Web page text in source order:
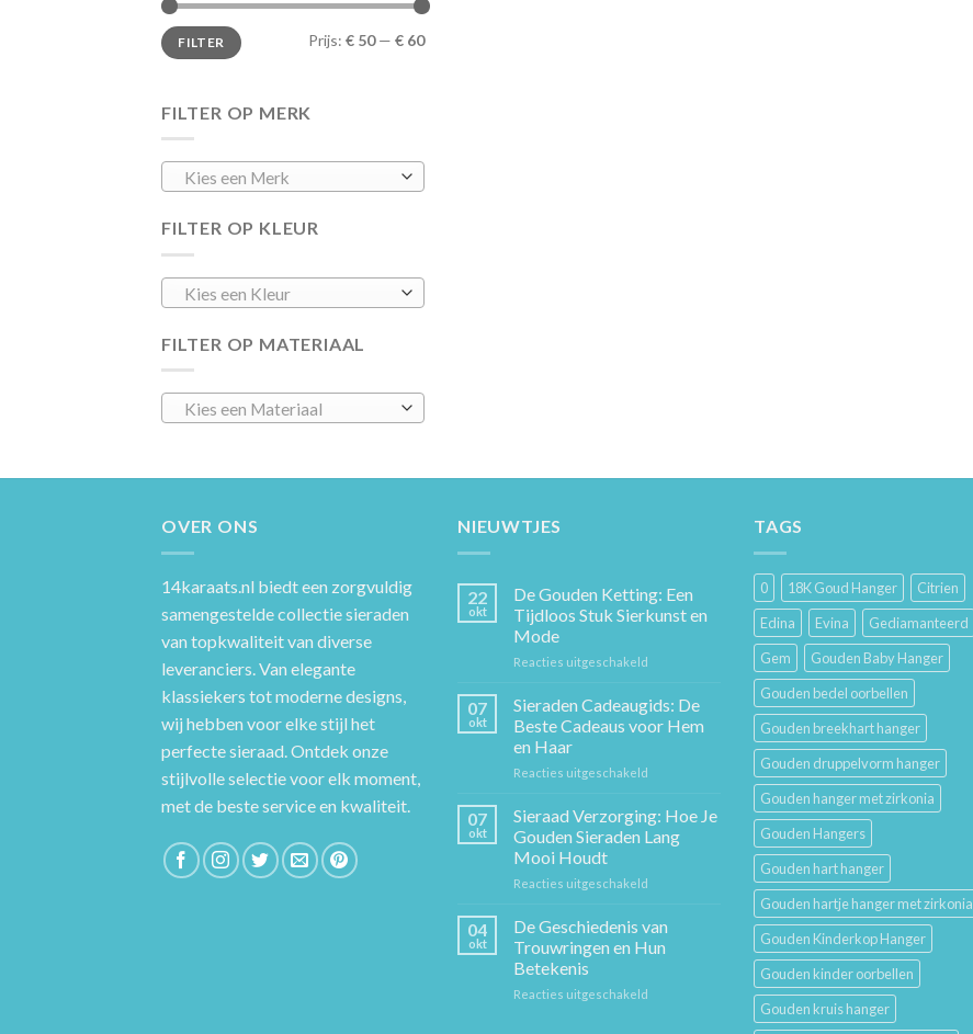
Min.
prijs
Max.
prijsFILTER Prijs: € 50— € 60
FILTER OP MERK
Kies een Merk
FILTER OP KLEUR
Kies een Kleur
FILTER OP MATERIAAL
Kies een Materiaal
OVER ONS
14karaats.nl biedt een zorgvuldig
samengestelde collectie sieraden
van topkwaliteit van diverse
leveranciers. Van elegante
klassiekers tot moderne designs,
wij hebben voor elke stijl het
perfecte sieraad. Ontdek onze
stijlvolle selectie voor elk moment,
met de beste service en kwaliteit.
NIEUWTJES
22
okt
De Gouden Ketting: Een
Tijdloos Stuk Sierkunst en
Mode
Reacties uitgeschakeld
Gouden
Ketting:
Een
Mode
07
okt
Sieraden Cadeaugids: De
Beste Cadeaus voor Hem
en Haar
Reacties uitgeschakeld
Cadeaugids:
De
Beste
07
okt
Sieraad Verzorging: Hoe Je
Gouden Sieraden Lang
Mooi Houdt
Reacties uitgeschakeld
Hoe
Je
04
okt
De Geschiedenis van
Trouwringen en Hun
Betekenis
Reacties uitgeschakeld
TAGS
0 18K Goud Hanger
Citrien
Edina
Evina
Gediamanteerd
Gem
Gouden Baby Hanger
Gouden bedel oorbellen
Gouden breekhart hanger
Gouden druppelvorm hanger
Gouden hanger met zirkonia
Gouden Hangers
Gouden hart hanger
Gouden hartje hanger met zirkonia
Gouden Kinderkop Hanger
Gouden kinder oorbellen
Gouden kruis hanger